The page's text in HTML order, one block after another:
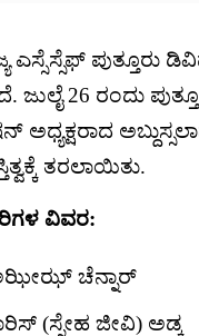
ಎಸ್ಸೆಸ್ಸೆಫ್ ಪುತ್ತೂರು
26 ರಂದು
ಅಧ್ಯಕ್ಷರಾದ
ತರಲಾಯಿತು.
ವಿವರ:
ಚೆನ್ನಾರ್
(ಸ್ನೇಹ ಜೀವಿ) ಅಡ್ಕ